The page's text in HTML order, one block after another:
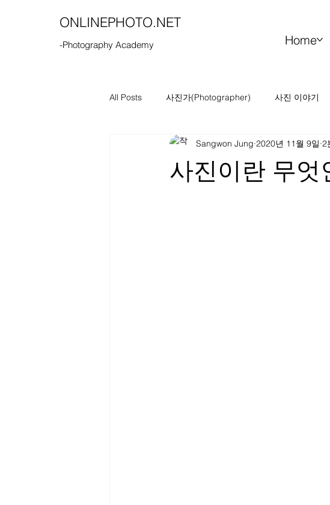
ONLINEPHOTO.NET
-Photography Academy Home
All Posts 사진가(Photographer) 사진 이야기
사진이란 무엇
Sangwon Jung 2020년 11월 9일 2